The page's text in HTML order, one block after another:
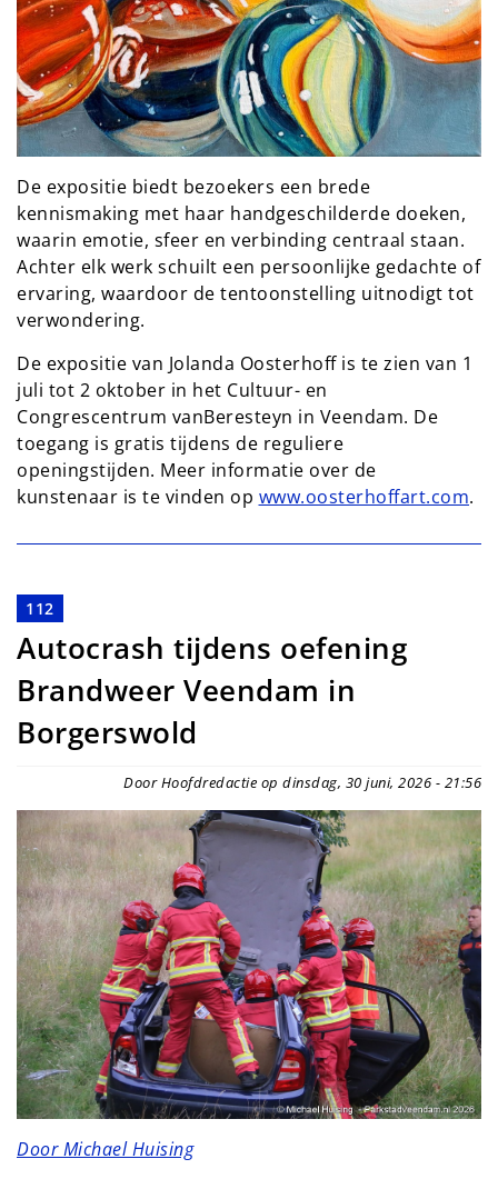
De expositie biedt bezoekers een brede
kennismaking met haar handgeschilderde doeken,
waarin emotie, sfeer en verbinding centraal staan.
Achter elk werk schuilt een persoonlijke gedachte of
ervaring, waardoor de tentoonstelling uitnodigt tot
verwondering.
De expositie van Jolanda Oosterhoff is te zien van 1
juli tot 2 oktober in het Cultuur- en
Congrescentrum vanBeresteyn in Veendam. De
toegang is gratis tijdens de reguliere
openingstijden. Meer informatie over de
kunstenaar is te vinden op www.oosterhoffart.com.
112
Autocrash tijdens oefening
Brandweer Veendam in
Borgerswold
Door Hoofdredactie op dinsdag, 30 juni, 2026 - 21:56
Door Michael Huising